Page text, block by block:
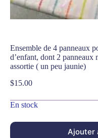
Ensemble de 4 panneaux
d’enfant, dont 2 panneaux
assortie ( un peu jaunie)
$15.00
En stock
Ajouter